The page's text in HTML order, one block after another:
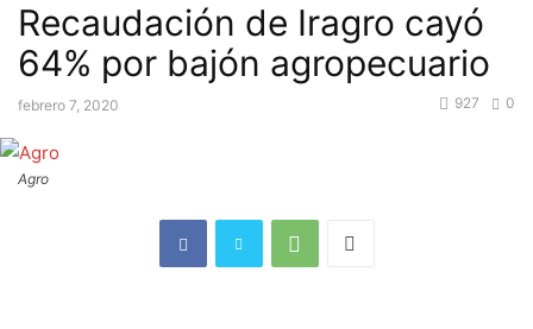
Recaudación de Iragro cayó
64% por bajón agropecuario
febrero 7, 2020 0
927
Agro